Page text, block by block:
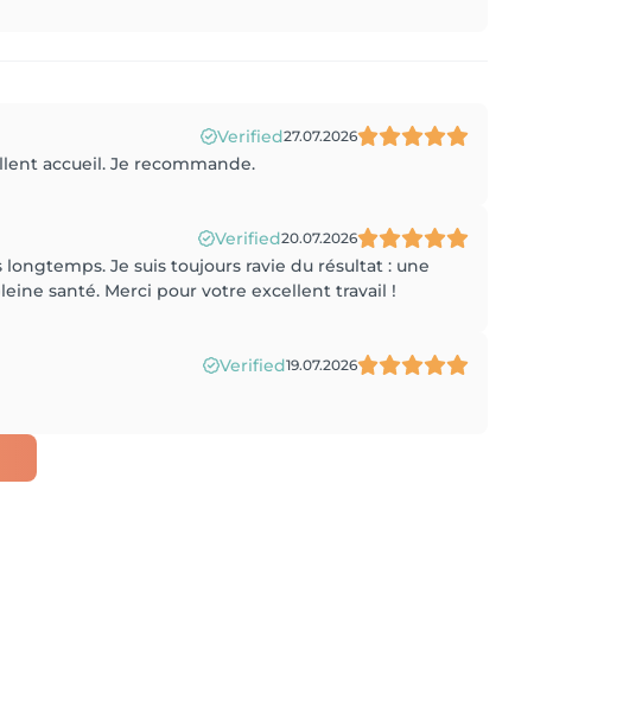
Verified27.07.2026
accueil. Je recommande.
Verified20.07.2026
Je suis toujours ravie du résultat : une
santé. Merci pour votre excellent travail !
Verified19.07.2026